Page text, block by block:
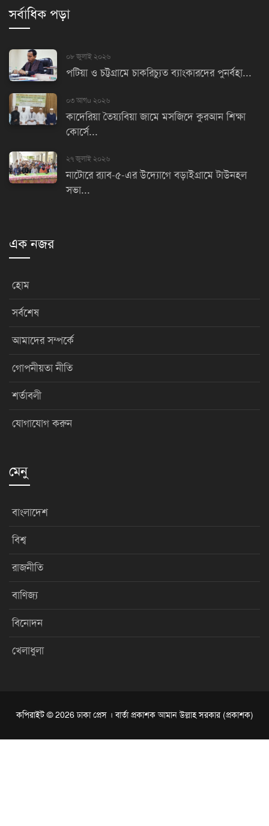
সর্বাধিক পড়া
০৮ জুলাই ২০২৬
পটিয়া ও চট্টগ্রামে চাকরিচ্যুত ব্যাংকারদের পুনর্বহা...
০৩ আগu ২০২৬
কাদেরিয়া তৈয়্যবিয়া জামে মসজিদে কুরআন শিক্ষা
কোর্সে...
২৭ জুলাই ২০২৬
নাটোরে র‌্যাব-৫-এর উদ্যোগে বড়াইগ্রামে টাউনহল
সভা...
এক নজর
হোম
সর্বশেষ
আমাদের সম্পর্কে
গোপনীয়তা নীতি
শর্তাবলী
যোগাযোগ করুন
মেনু
বাংলাদেশ
বিশ্ব
রাজনীতি
বাণিজ্য
বিনোদন
খেলাধুলা
কপিরাইট © 2026 ঢাকা প্রেস । বার্তা প্রকাশক আমান উল্লাহ সরকার (প্রকাশক)